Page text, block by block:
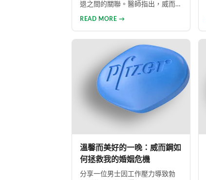
退之間的關聯。醫師指出，威而
失，目前約有15%成年男性受此影
響。多數勃起功能障礙可透過口
服藥物、心理諮商等方式有效治
READ MORE →
溫馨而美好的一晚：威而鋼如
何拯救我的婚姻危機
分享一位男士因工作壓力導致勃